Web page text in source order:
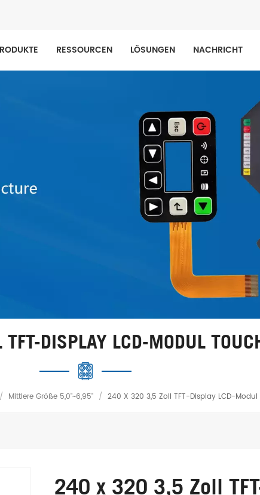
RESSOURCEN LÖSUNGEN NACHRICHT
DISPLAY LCD-MODUL
/ Mittlere Größe 5,0"~6,95" / 240 X 320 3,5 Zoll TFT-Display LCD-
240 x 320 3,5 Zoll